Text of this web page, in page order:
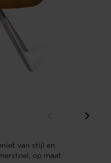
van stijl en
op maat